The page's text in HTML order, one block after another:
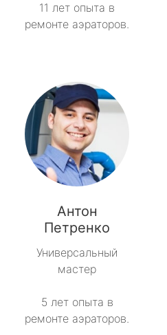
11 лет опыта в
ремонте аэраторов.
Антон
Петренко
Универсальный
мастер
5 лет опыта в
ремонте аэраторов.